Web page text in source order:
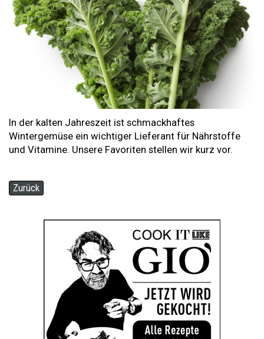
In der kalten Jahreszeit ist schmackhaftes
Wintergemüse ein wichtiger Lieferant für Nährstoffe
und Vitamine. Unsere Favoriten stellen wir kurz vor.
Zurück